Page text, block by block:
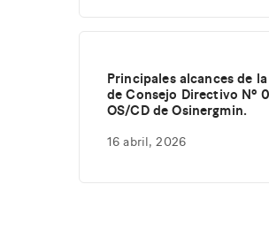
Principales alcances de
de Consejo Directivo Nº
OS/CD de Osinergmin.
16 abril, 2026